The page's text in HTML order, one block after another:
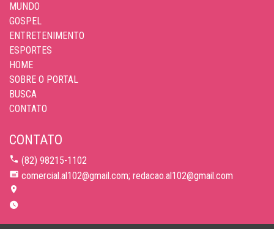
MUNDO
GOSPEL
ENTRETENIMENTO
ESPORTES
HOME
SOBRE O PORTAL
BUSCA
CONTATO
CONTATO
(82) 98215-1102
comercial.al102@gmail.com; redacao.al102@gmail.com